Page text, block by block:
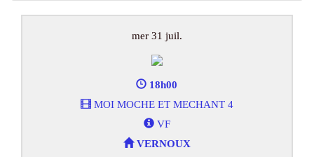
mer 31 juil.
18h00
MOI MOCHE ET MECHANT 4
VF
VERNOUX